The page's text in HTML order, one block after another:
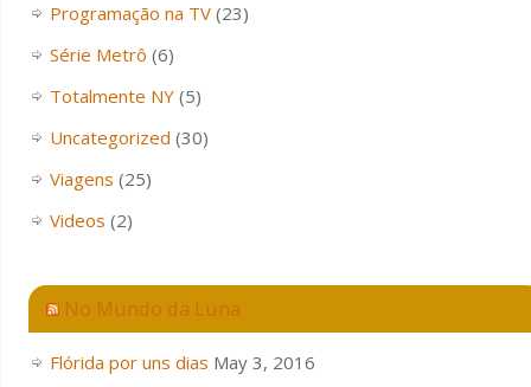
Programação na TV(23)
Série Metrô (6)
Totalmente NY(5)
Uncategorized (30)
Viagens (25)
Videos (2)
No Mundo da Luna
Flórida por uns dias May 3, 2016